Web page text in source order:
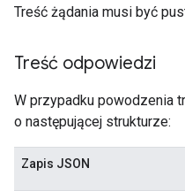
Treść żądania musi być
Treść odpowiedzi
W przypadku powodzenia
o następującej strukturze:
Zapis JSON